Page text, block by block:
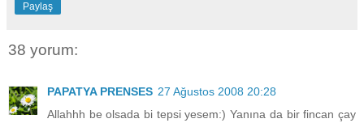
Paylaş
38 yorum:
PAPATYA PRENSES 27 Ağustos 2008 20:28
Allahhh be olsada bi tepsi yesem:) Yanına da bir fincan çay